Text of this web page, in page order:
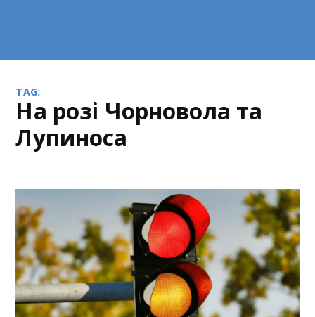
TAG:
на розі Чорновола та
Лупиноса